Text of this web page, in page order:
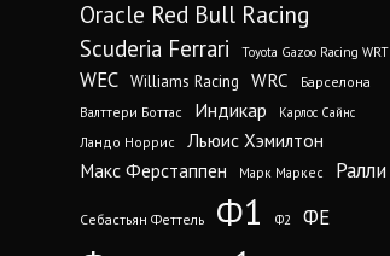
Oracle Red Bull Racing
Scuderia Ferrari Toyota Gazoo Racing WRT
WEC Williams Racing WRC
Барселона
Валттери Боттас
Индикар Карлос Сайнс
Ландо Норрис
Льюис Хэмилтон
Макс Ферстаппен
Марк Маркес Ралли
Себастьян Феттель Ф1 Ф2 ФЕ